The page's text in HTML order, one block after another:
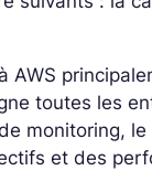
AWS
toutes les
monitoring,
et des